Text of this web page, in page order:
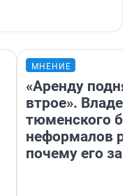
МНЕНИЕ
«Аренду
втрое».
тюменского
неформалов
почему его